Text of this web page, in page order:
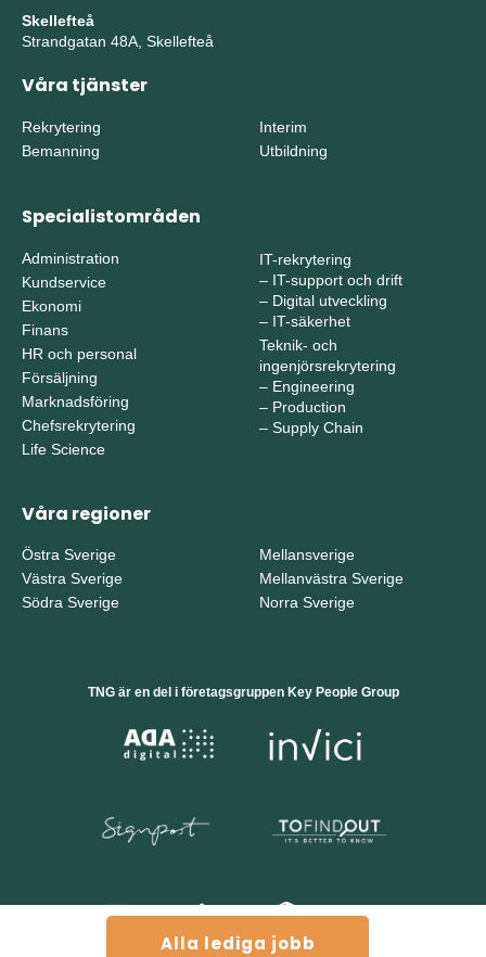
Alla lediga jobb
Skellefteå
Strandgatan 48A, Skellefteå
Våra tjänster
Rekrytering
Bemanning
Interim
Utbildning
Specialistområden
Administration
Kundservice
Ekonomi
Finans
HR och personal
Försäljning
Marknadsföring
Chefsrekrytering
Life Science
IT-rekrytering
– IT-support och drift
– Digital utveckling
– IT-säkerhet
Teknik- och
ingenjörsrekrytering
– Engineering
– Production
– Supply Chain
Våra regioner
Östra Sverige
Västra Sverige
Södra Sverige
Mellansverige
Mellanvästra Sverige
Norra Sverige
TNG är en del i företagsgruppen Key People Group